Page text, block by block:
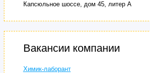
Капсюльное шоссе, дом 45, литер А
Вакансии компании
Химик-лаборант